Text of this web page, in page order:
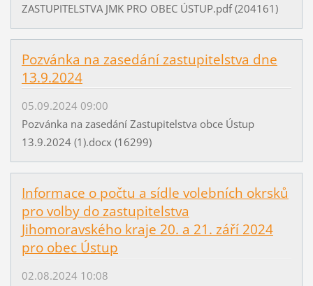
ZASTUPITELSTVA JMK PRO OBEC ÚSTUP.pdf (204161)
Pozvánka na zasedání zastupitelstva dne
13.9.2024
05.09.2024 09:00
Pozvánka na zasedání Zastupitelstva obce Ústup
13.9.2024 (1).docx (16299)
Informace o počtu a sídle volebních okrsků
pro volby do zastupitelstva
Jihomoravského kraje 20. a 21. září 2024
pro obec Ústup
02.08.2024 10:08